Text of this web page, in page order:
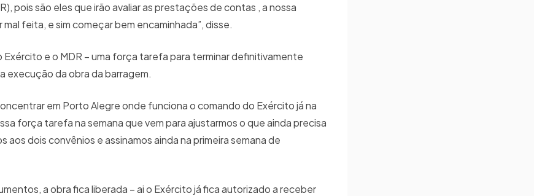
pois são eles que irão avaliar as prestações de contas , a nossa
feita, e sim começar bem encaminhada”, disse.
e o MDR – uma força tarefa para terminar definitivamente
execução da obra da barragem.
em Porto Alegre onde funciona o comando do Exército já na
força tarefa na semana que vem para ajustarmos o que ainda precisa
dois convênios e assinamos ainda na primeira semana de
a obra fica liberada – ai o Exército já fica autorizado a receber